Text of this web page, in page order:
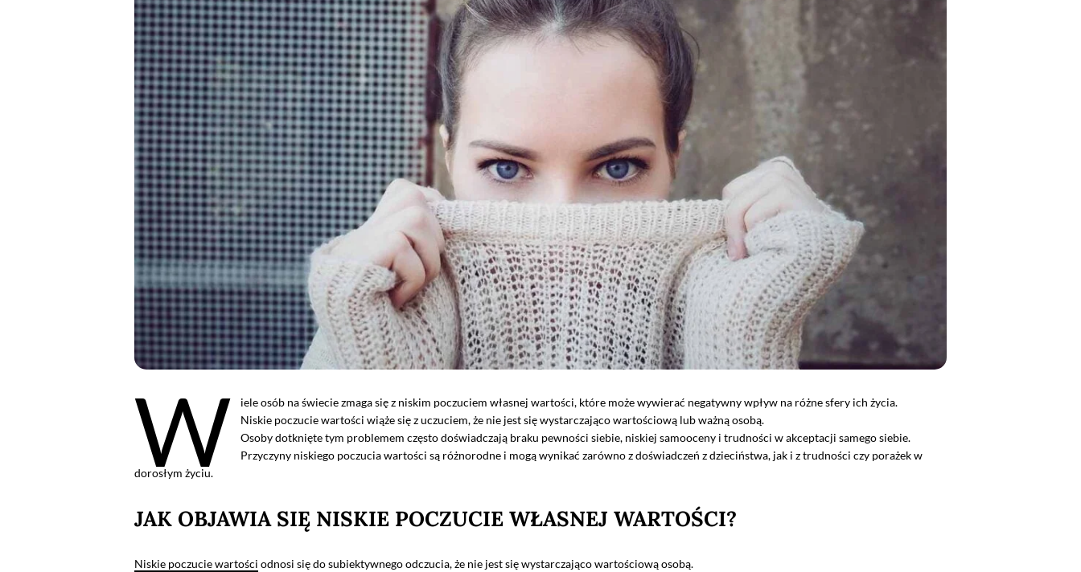
W
iele osób na świecie zmaga się z niskim poczuciem własnej wartości, które może wywierać negatywny wpływ na różne sfery ich życia.
Niskie poczucie wartości wiąże się z uczuciem, że nie jest się wystarczająco wartościową lub ważną osobą.
Osoby dotknięte tym problemem często doświadczają braku pewności siebie, niskiej samooceny i trudności w akceptacji samego siebie.
Przyczyny niskiego poczucia wartości są różnorodne i mogą wynikać zarówno z doświadczeń z dzieciństwa, jak i z trudności czy porażek w
dorosłym życiu.
JAK OBJAWIA SIĘ NISKIE POCZUCIE WŁASNEJ WARTOŚCI?
Niskie poczucie wartości odnosi się do subiektywnego odczucia, że nie jest się wystarczająco wartościową osobą.